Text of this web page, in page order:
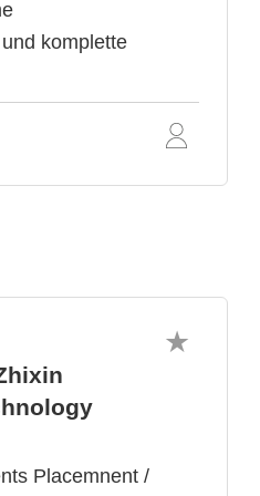
komplette
Placemnent /